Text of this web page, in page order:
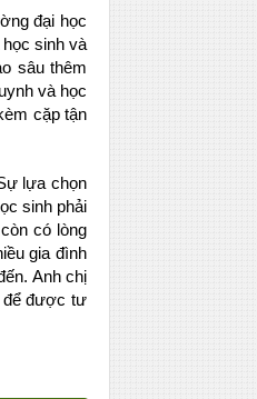
đại học
sinh và
sâu thêm
và học
cặp tận
lựa chọn
sinh phải
có lòng
gia đình
Anh chị
để được tư